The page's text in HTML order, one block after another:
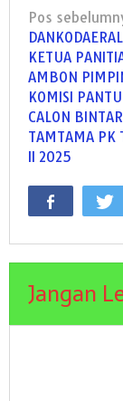
Navigasi
pos
Pos
KETUA
AMBON
KOMISI
CALON
TAMTAMA PK
II 2025
Jangan